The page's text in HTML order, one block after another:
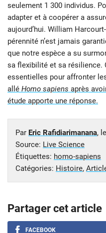
seulement 1 300 individus.
adapter et à coopérer a
aujourd’hui. William
pérennité n’est jamais
que notre espèce a su
sa flexibilité et sa résilience.
essentielles pour affronter
allé Homo sapiens après
étude apporte une réponse.
Par Eric Rafidiarimanana, le
Source: Live Science
Étiquettes: homo-sapiens
Catégories: Histoire,
Partager cet article
FACEBOOK